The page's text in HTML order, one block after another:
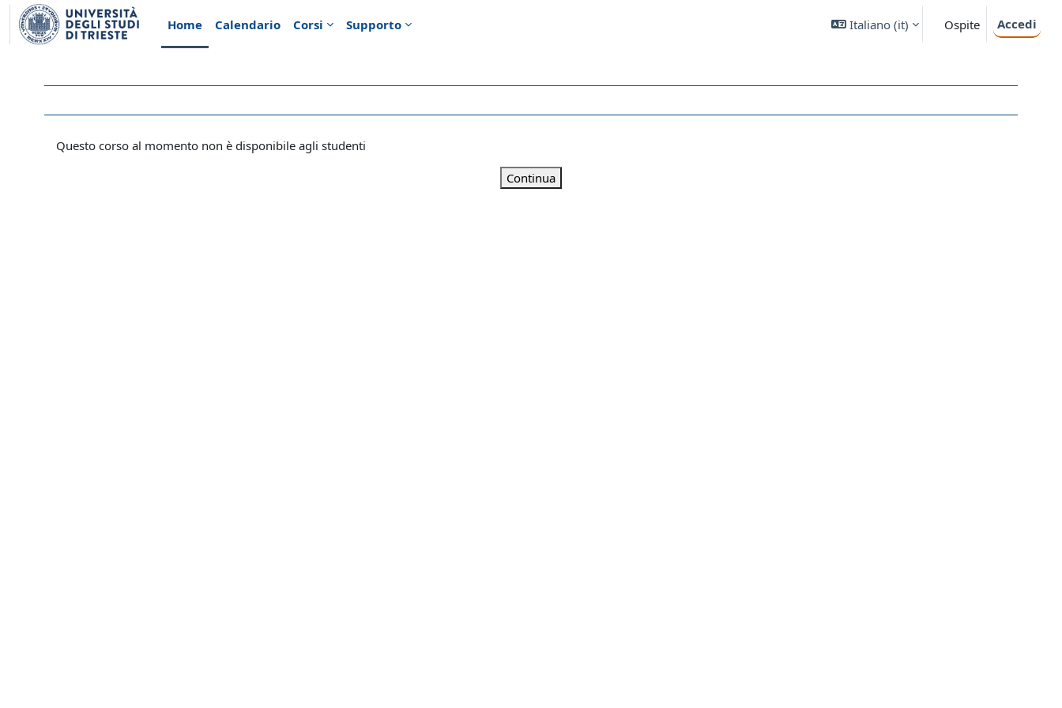
Vai al contenuto principale
Home
Calendario Corsi Supporto Italiano ‎(it)‎ Ospite Accedi
Questo corso al momento non è disponibile agli studenti
Continua